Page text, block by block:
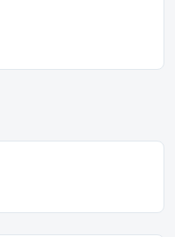
görüntülenemiyor.
bulunuyor.